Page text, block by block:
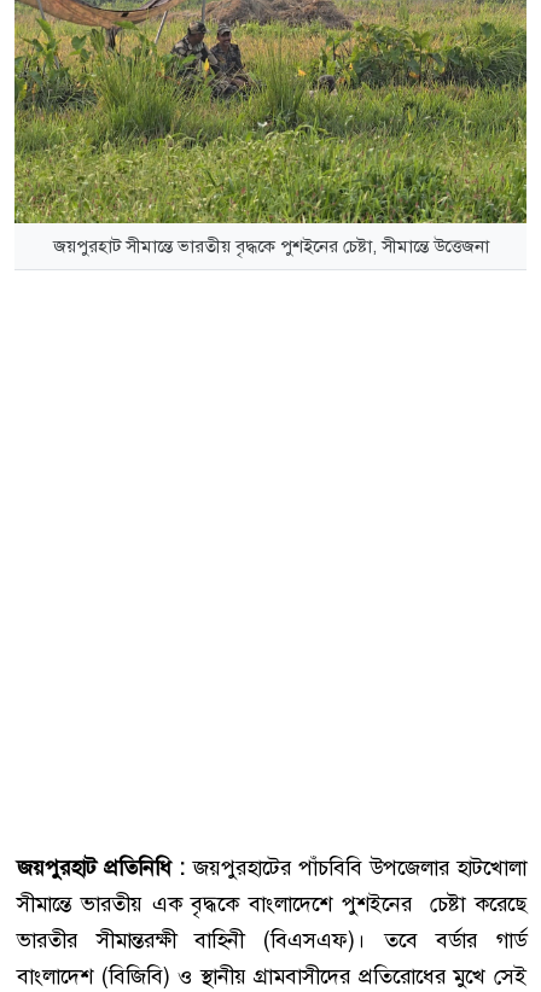
জয়পুরহাট সীমান্তে ভারতীয় বৃদ্ধকে পুশইনের চেষ্টা, সীমান্তে উত্তেজনা
জয়পুরহাট প্রতিনিধি : জয়পুরহাটের পাঁচবিবি উপজেলার হাটখোলা
সীমান্তে ভারতীয় এক বৃদ্ধকে বাংলাদেশে পুশইনের চেষ্টা করেছে
ভারতীর সীমান্তরক্ষী বাহিনী (বিএসএফ)। তবে বর্ডার গার্ড
বাংলাদেশ (বিজিবি) ও স্থানীয় গ্রামবাসীদের প্রতিরোধের মুখে সেই